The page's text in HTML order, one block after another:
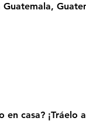
en casa?